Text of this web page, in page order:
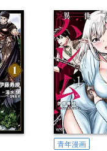
青年漫画